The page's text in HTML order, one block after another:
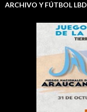
ARCHIVO Y FÚTBOL LBD